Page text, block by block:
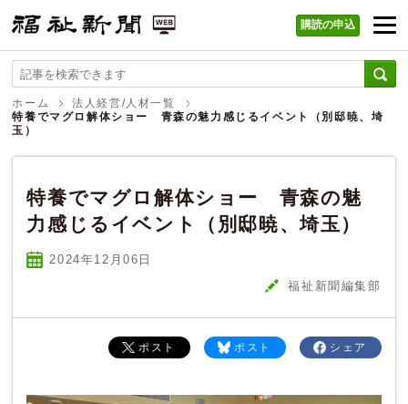
福祉新聞 WEB
購読の申込
ホーム
法人経営/人材一覧
特養でマグロ解体ショー 青森の魅力感じるイベント（別邸暁、埼
玉）
特養でマグロ解体ショー 青森の魅
力感じるイベント（別邸暁、埼玉）
2024年12 月06 日
福祉新聞編集部
シェア
ポスト
ポスト